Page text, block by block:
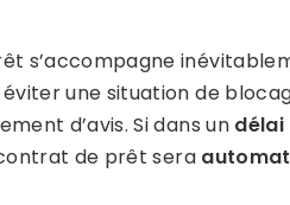
s’accompagne
une situation de
d’avis. Si dans un délai
de prêt sera